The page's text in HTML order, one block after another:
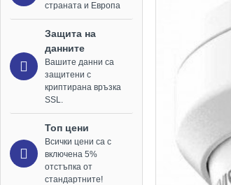
страната и Европа
Защита на
данните
Вашите данни са
защитени с
криптирана връзка
SSL.
Топ цени
Всички цени са с
включена 5%
отстъпка от
стандартните!